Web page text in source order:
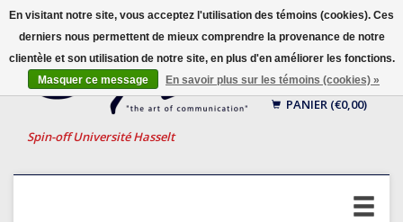
Spin-off Université Hasselt
Nederlands
English
PANIER (€0,00)
En visitant notre site, vous acceptez l'utilisation des témoins (cookies). Ces
derniers nous permettent de mieux comprendre la provenance de notre
clientèle et son utilisation de notre site, en plus d'en améliorer les fonctions.
Masquer ce message
En savoir plus sur les témoins (cookies) »